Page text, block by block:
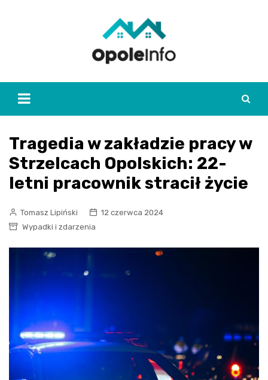
Tragedia w zakładzie pracy w
Strzelcach Opolskich: 22-
letni pracownik stracił życie
Tomasz Lipiński
12 czerwca 2024
Wypadki i zdarzenia